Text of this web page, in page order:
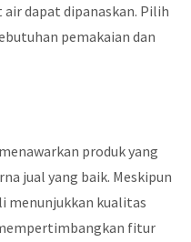
dapat dipanaskan. Pilih
pemakaian dan
produk yang
jual yang baik. Meskipun
menunjukkan kualitas
fitur